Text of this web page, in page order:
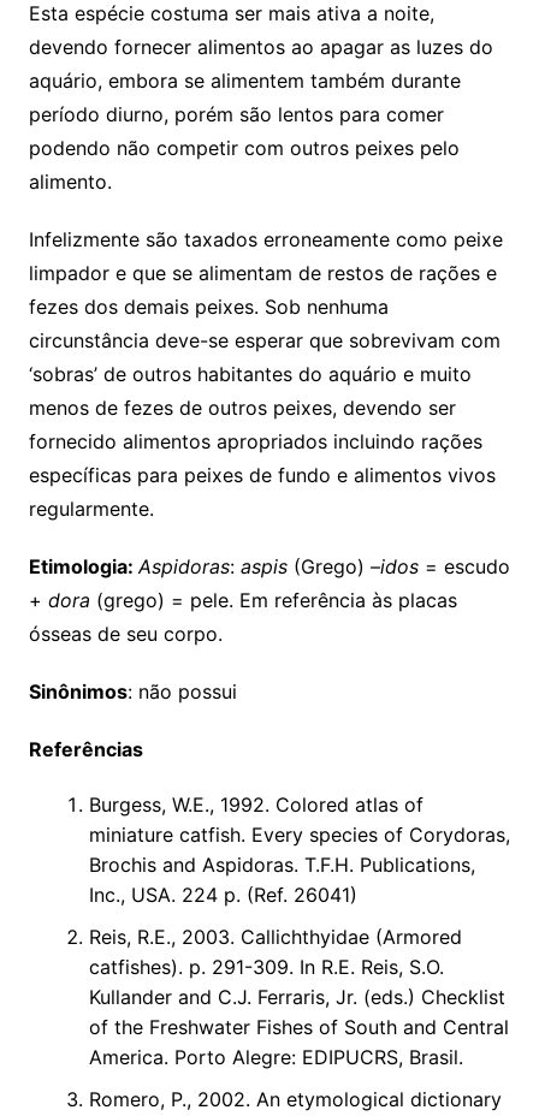
Esta espécie costuma ser mais ativa a noite,
devendo fornecer alimentos ao apagar as luzes do
aquário, embora se alimentem também durante
período diurno, porém são lentos para comer
podendo não competir com outros peixes pelo
alimento.
Infelizmente são taxados erroneamente como peixe
limpador e que se alimentam de restos de rações e
fezes dos demais peixes. Sob nenhuma
circunstância deve-se esperar que sobrevivam com
‘sobras’ de outros habitantes do aquário e muito
menos de fezes de outros peixes, devendo ser
fornecido alimentos apropriados incluindo rações
específicas para peixes de fundo e alimentos vivos
regularmente.
Etimologia:Aspidoras: aspis(Grego) –idos= escudo
+ dora (grego) = pele. Em referência às placas
ósseas de seu corpo.
Sinônimos: não possui
Referências
Burgess, W.E., 1992. Colored atlas of
miniature catfish. Every species of Corydoras,
Brochis and Aspidoras. T.F.H. Publications,
Inc., USA. 224 p. (Ref. 26041)
Reis, R.E., 2003. Callichthyidae (Armored
catfishes). p. 291-309. In R.E. Reis, S.O.
Kullander and C.J. Ferraris, Jr. (eds.) Checklist
of the Freshwater Fishes of South and Central
America. Porto Alegre: EDIPUCRS, Brasil.
Romero, P., 2002. An etymological dictionary